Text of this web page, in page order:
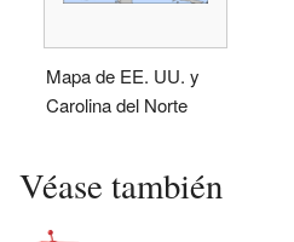
Mapa de EE. UU. y
Carolina del Norte
Véase también